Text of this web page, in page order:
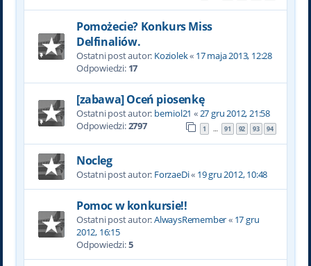
Pomożecie? Konkurs Miss
Delfinaliów.
Ostatni post autor: Koziolek« 17 maja 2013, 12:28
Odpowiedzi: 17
[zabawa] Oceń piosenkę
Ostatni post autor: berniol21 «27 gru 2012, 21:58
Odpowiedzi:2797 1 … 91 92 93 94
Nocleg
Ostatni post autor: ForzaeDi« 19 gru 2012, 10:48
Pomoc w konkursie!!
Ostatni post autor:AlwaysRemember« 17 gru
2012, 16:15
Odpowiedzi:5